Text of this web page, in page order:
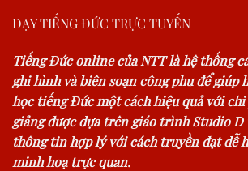
DẠY TIẾNG ĐỨC TRỰC TUYẾN
Tiếng Đức online của NTT là hệ thống
ghi hình và biên soạn công phu để giúp
học tiếng Đức một cách hiệu quả với
giảng được dựa trên giáo trình Studio D
thông tin hợp lý với cách truyền đạt dễ
minh hoạ trực quan.